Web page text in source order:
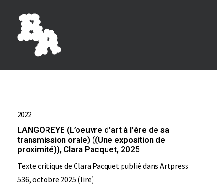
2022
LANGOREYE (L’oeuvre d’art à l’ère de sa
transmission orale) ((Une exposition de
proximité)), Clara Pacquet, 2025
Texte critique de Clara Pacquet publié dans Artpress
536, octobre 2025 (lire)